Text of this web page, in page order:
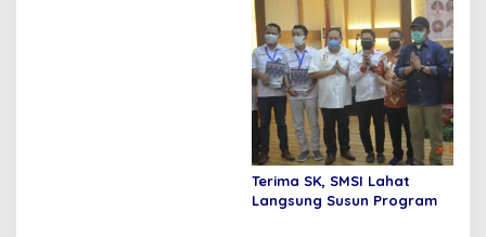
Terima SK, SMSI Lahat
Langsung Susun Program